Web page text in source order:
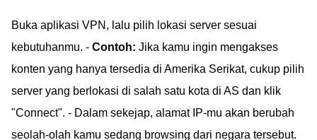
Buka aplikasi VPN, lalu pilih lokasi server sesuai
kebutuhanmu. - Contoh: Jika kamu ingin mengakses
konten yang hanya tersedia di Amerika Serikat, cukup pilih
server yang berlokasi di salah satu kota di AS dan klik
"Connect". - Dalam sekejap, alamat IP-mu akan berubah
seolah-olah kamu sedang browsing dari negara tersebut.